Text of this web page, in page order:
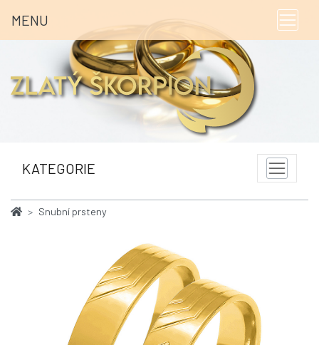
MENU
KATEGORIE
Snubní prsteny